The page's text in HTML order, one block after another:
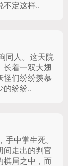
不定这样..
同人。这天院
长着一双大翅
怪们纷纷羡慕
的纷纷..
，手中掌生死。
间走出的判官
棋局之中，而